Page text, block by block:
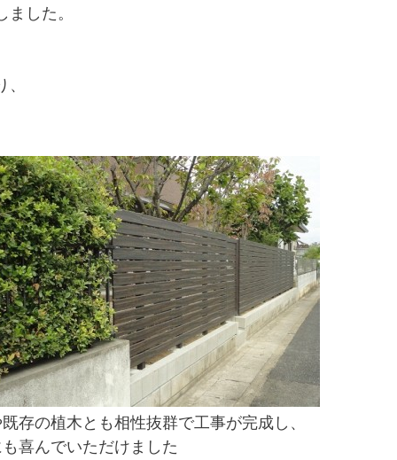
した。
存の植木とも相性抜群で工事が完成し、
喜んでいただけました